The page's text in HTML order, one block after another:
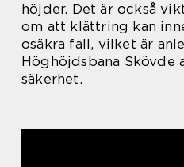
höjder. Det är också
om att klättring kan
osäkra fall, vilket är
Höghöjdsbana
säkerhet.